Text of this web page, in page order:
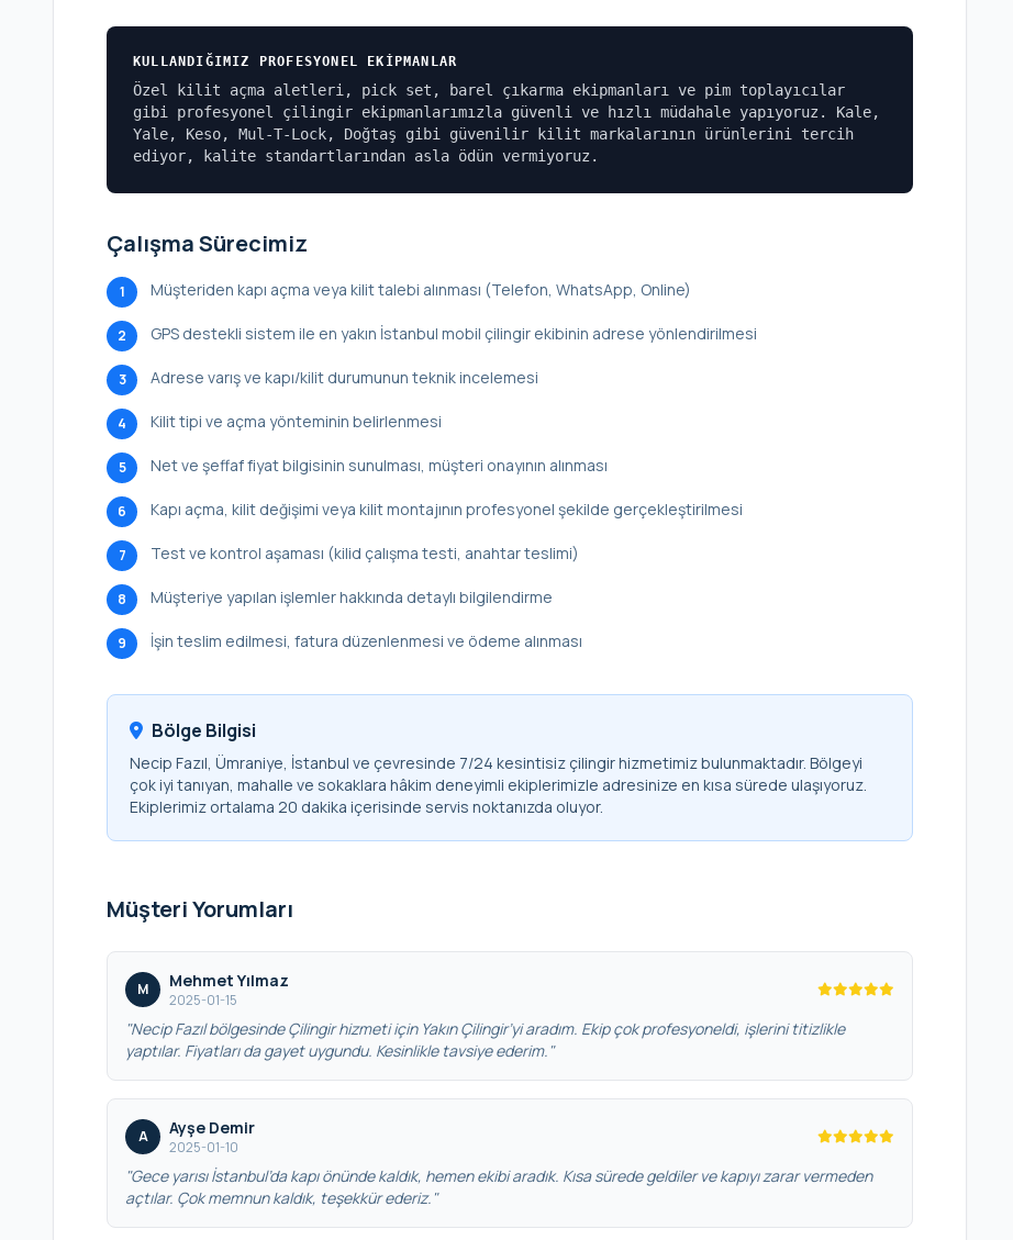
KULLANDIĞIMIZ PROFESYONEL EKIPMANLAR
Özel kilit açma aletleri, pick set, barel çıkarma ekipmanları ve pim toplayıcılar
gibi profesyonel çilingir ekipmanlarımızla güvenli ve hızlı müdahale yapıyoruz. Kale,
Yale, Keso, Mul-T-Lock, Doğtaş gibi güvenilir kilit markalarının ürünlerini tercih
ediyor, kalite standartlarından asla ödün vermiyoruz.
Çalışma Sürecimiz
1 Müşteriden kapı açma veya kilit talebi alınması (Telefon, WhatsApp, Online)
2 GPS destekli sistem ile en yakın İstanbul mobil çilingir ekibinin adrese yönlendirilmesi
3 Adrese varış ve kapı/kilit durumunun teknik incelemesi
4 Kilit tipi ve açma yönteminin belirlenmesi
5 Net ve şeffaf fiyat bilgisinin sunulması, müşteri onayının alınması
6 Kapı açma, kilit değişimi veya kilit montajının profesyonel şekilde gerçekleştirilmesi
7 Test ve kontrol aşaması (kilid çalışma testi, anahtar teslimi)
8 Müşteriye yapılan işlemler hakkında detaylı bilgilendirme
9 İşin teslim edilmesi, fatura düzenlenmesi ve ödeme alınması
Bölge Bilgisi
Necip Fazıl, Ümraniye, İstanbul ve çevresinde 7/24 kesintisiz çilingir hizmetimiz bulunmaktadır. Bölgeyi
çok iyi tanıyan, mahalle ve sokaklara hâkim deneyimli ekiplerimizle adresinize en kısa sürede ulaşıyoruz.
Ekiplerimiz ortalama 20 dakika içerisinde servis noktanızda oluyor.
Müşteri Yorumları
M Mehmet Yılmaz
2025-01-15
"Necip Fazıl bölgesinde Çilingir hizmeti için Yakın Çilingir’yi aradım. Ekip çok profesyoneldi, işlerini titizlikle
yaptılar. Fiyatları da gayet uygundu. Kesinlikle tavsiye ederim."
A Ayşe Demir
2025-01-10
"Gece yarısı İstanbul’da kapı önünde kaldık, hemen ekibi aradık. Kısa sürede geldiler ve kapıyı zarar vermeden
açtılar. Çok memnun kaldık, teşekkür ederiz."